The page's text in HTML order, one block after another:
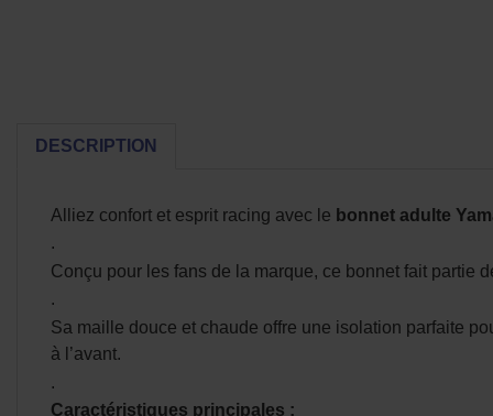
DESCRIPTION
Alliez confort et esprit racing avec le bonnet adulte
.
Conçu pour les fans de la marque, ce bonnet fait partie
.
Sa maille douce et chaude offre une isolation parfaite
à l’avant.
.
Caractéristiques principales :